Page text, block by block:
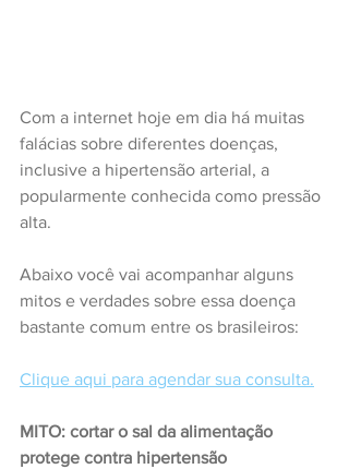
Com a internet hoje em dia há muitas
falácias sobre diferentes doenças,
inclusive a hipertensão arterial, a
popularmente conhecida como pressão
alta.
Abaixo você vai acompanhar alguns
mitos e verdades sobre essa doença
bastante comum entre os brasileiros:
Clique aqui para agendar sua consulta.
MITO: cortar o sal da alimentação
protege contra hipertensão